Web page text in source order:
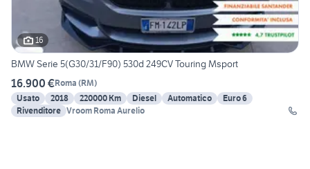
16
BMW Serie 5(G30/31/F90) 530d 249CV Touring Msport
16.900 €Roma (RM)
Usato
2018 220000 Km Diesel Automatico
Euro 6
Rivenditore Vroom Roma Aurelio